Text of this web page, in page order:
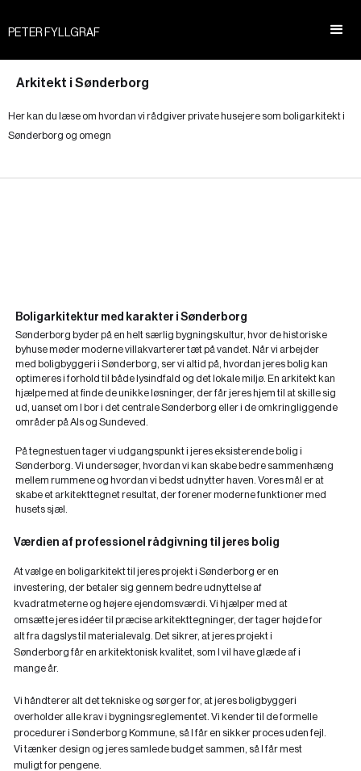
PETER FYLLGRAF
Arkitekt i Sønderborg
Her kan du læse om hvordan vi rådgiver private husejere som boligarkitekt i
Sønderborg og omegn
Boligarkitektur med karakter i Sønderborg
Sønderborg byder på en helt særlig bygningskultur, hvor de historiske
byhuse møder moderne villakvarterer tæt på vandet. Når vi arbejder
med boligbyggeri i Sønderborg, ser vi altid på, hvordan jeres bolig kan
optimeres i forhold til både lysindfald og det lokale miljø. En arkitekt kan
hjælpe med at finde de unikke løsninger, der får jeres hjem til at skille sig
ud, uanset om I bor i det centrale Sønderborg eller i de omkringliggende
områder på Als og Sundeved.
På tegnestuen tager vi udgangspunkt i jeres eksisterende bolig i
Sønderborg. Vi undersøger, hvordan vi kan skabe bedre sammenhæng
mellem rummene og hvordan vi bedst udnytter haven. Vores mål er at
skabe et arkitekttegnet resultat, der forener moderne funktioner med
husets sjæl.
Værdien af professionel rådgivning til jeres bolig
At vælge en boligarkitekt til jeres projekt i Sønderborg er en
investering, der betaler sig gennem bedre udnyttelse af
kvadratmeterne og højere ejendomsværdi. Vi hjælper med at
omsætte jeres idéer til præcise arkitekttegninger, der tager højde for
alt fra dagslys til materialevalg. Det sikrer, at jeres projekt i
Sønderborg får en arkitektonisk kvalitet, som I vil have glæde af i
mange år.
Vi håndterer alt det tekniske og sørger for, at jeres boligbyggeri
overholder alle krav i bygningsreglementet. Vi kender til de formelle
procedurer i Sønderborg Kommune, så I får en sikker proces uden fejl.
Vi tænker design og jeres samlede budget sammen, så I får mest
muligt for pengene.